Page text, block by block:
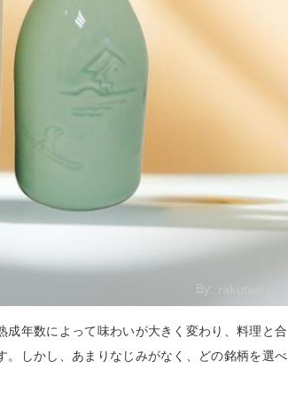
By: rakuten.co.jp
年数によって味わいが大きく変わり、料理と合
しかし、あまりなじみがなく、どの銘柄を選べ